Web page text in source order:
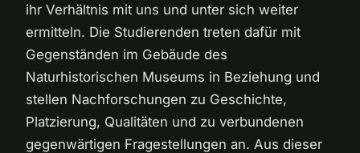
ihr Verhältnis mit uns und unter sich weiter
ermitteln. Die Studierenden treten dafür mit
Gegenständen im Gebäude des
Naturhistorischen Museums in Beziehung und
stellen Nachforschungen zu Geschichte,
Platzierung, Qualitäten und zu verbundenen
gegenwärtigen Fragestellungen an. Aus dieser